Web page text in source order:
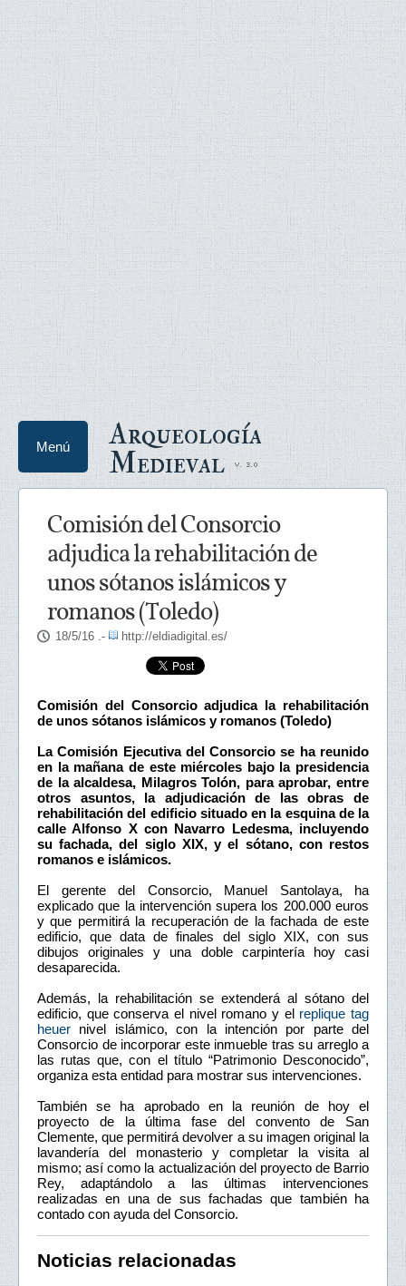
Arqueología
Medieval
Menú
Comisión del Consorcio
adjudica la rehabilitación de
unos sótanos islámicos y
romanos (Toledo)
18/5/16 .- http://eldiadigital.es/
Comisión del Consorcio adjudica la rehabilitación
de unos sótanos islámicos y romanos (Toledo)
La Comisión Ejecutiva del Consorcio se ha reunido
en la mañana de este miércoles bajo la presidencia
de la alcaldesa, Milagros Tolón, para aprobar, entre
otros asuntos, la adjudicación de las obras de
rehabilitación del edificio situado en la esquina de la
calle Alfonso X con Navarro Ledesma, incluyendo
su fachada, del siglo XIX, y el sótano, con restos
romanos e islámicos.
El gerente del Consorcio, Manuel Santolaya, ha
explicado que la intervención supera los 200.000 euros
y que permitirá la recuperación de la fachada de este
edificio, que data de finales del siglo XIX, con sus
dibujos originales y una doble carpintería hoy casi
desaparecida.
Además, la rehabilitación se extenderá al sótano del
edificio, que conserva el nivel romano y el replique tag
heuer nivel islámico, con la intención por parte del
Consorcio de incorporar este inmueble tras su arreglo a
las rutas que, con el título “Patrimonio Desconocido”,
organiza esta entidad para mostrar sus intervenciones.
También se ha aprobado en la reunión de hoy el
proyecto de la última fase del convento de San
Clemente, que permitirá devolver a su imagen original la
lavandería del monasterio y completar la visita al
mismo; así como la actualización del proyecto de Barrio
Rey, adaptándolo a las últimas intervenciones
realizadas en una de sus fachadas que también ha
contado con ayuda del Consorcio.
Noticias relacionadas